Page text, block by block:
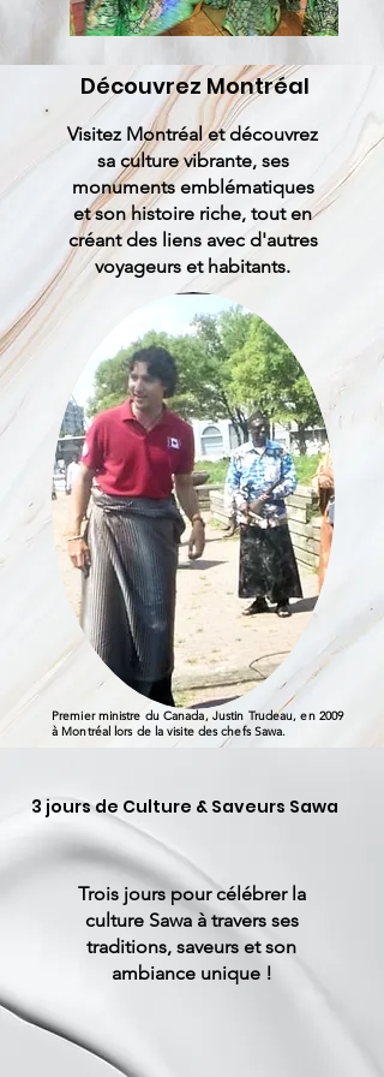
Découvrez Montréal
Visitez Montréal et découvrez
sa culture vibrante, ses
monuments emblématiques
et son histoire riche, tout en
créant des liens avec d'autres
voyageurs et habitants.
Premier ministre du Canada, Justin Trudeau, en 2009
à Montréal lors de la visite des chefs Sawa.
3 jours de Culture & Saveurs Sawa
Trois jours pour célébrer la
culture Sawa à travers ses
traditions, saveurs et son
ambiance unique !